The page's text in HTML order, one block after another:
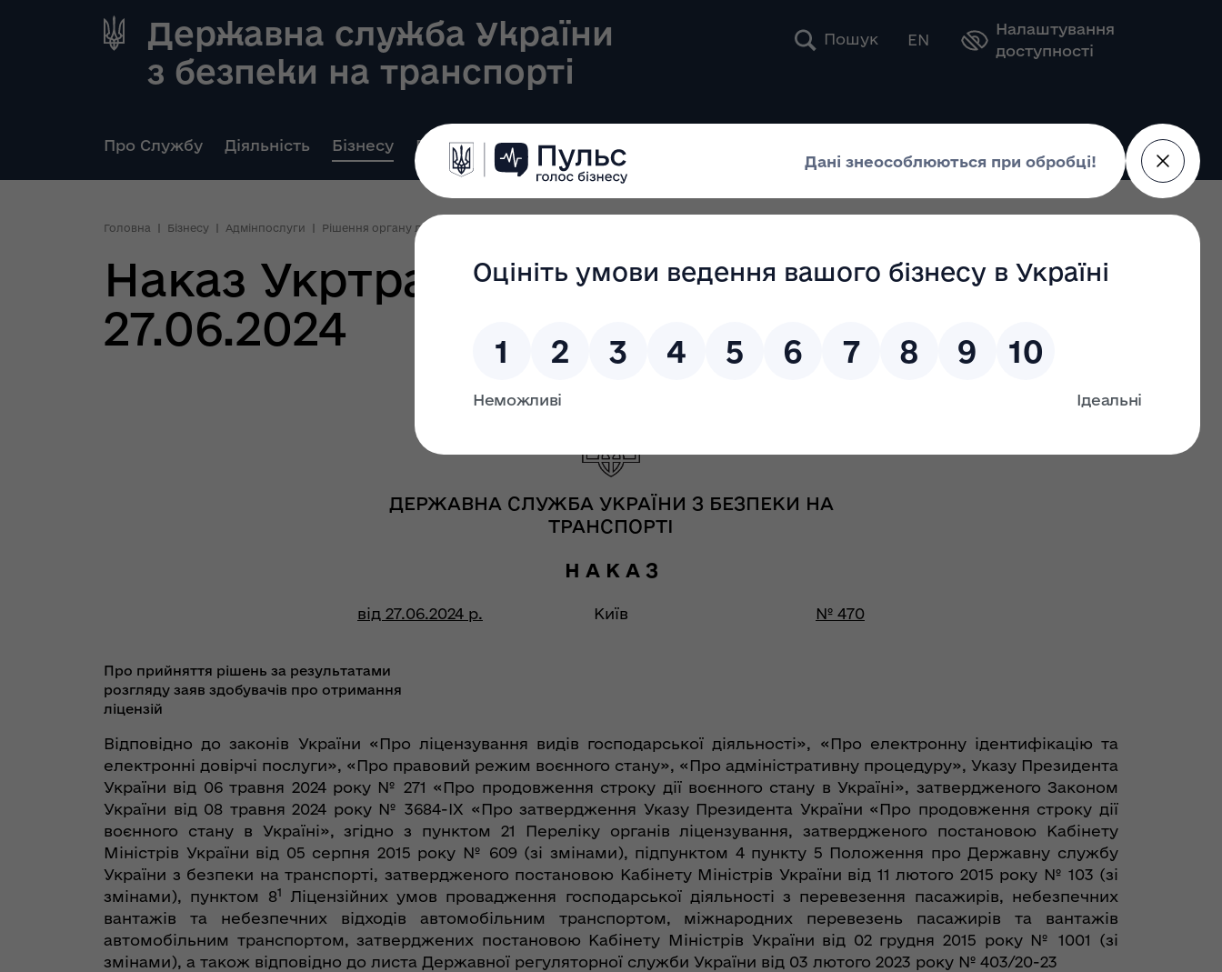
Державна служба України
з безпеки на транспорті
Пошук Оберіть свою мову
EN
Налаштування
доступності
Про Службу Діяльність Бізнесу Реєстри Громадянам
Головна Бізнесу Адмінпослуги Рішення органу ліцензування
Наказ Укртрансбезпеки № 470 від
27.06.2024
ДЕРЖАВНА СЛУЖБА УКРАЇНИ З БЕЗПЕКИ НА
ТРАНСПОРТІ
Н А К А З
від 27.06.2024 р. Київ № 470
Про прийняття рішень за результатами
розгляду заяв здобувачів про отримання
ліцензій
Відповідно до законів України «Про ліцензування видів господарської діяльності», «Про електронну ідентифікацію та
електронні довірчі послуги», «Про правовий режим воєнного стану», «Про адміністративну процедуру», Указу Президента
України від 06 травня 2024 року № 271 «Про продовження строку дії воєнного стану в Україні», затвердженого Законом
України від 08 травня 2024 року № 3684-IX «Про затвердження Указу Президента України «Про продовження строку дії
воєнного стану в Україні», згідно з пунктом 21 Переліку органів ліцензування, затвердженого постановою Кабінету
Міністрів України від 05 серпня 2015 року № 609 (зі змінами), підпунктом 4 пункту 5 Положення про Державну службу
України з безпеки на транспорті, затвердженого постановою Кабінету Міністрів України від 11 лютого 2015 року № 103 (зі
змінами), пунктом 81
Ліцензійних умов провадження господарської діяльності з перевезення пасажирів, небезпечних
вантажів та небезпечних відходів автомобільним транспортом, міжнародних перевезень пасажирів та вантажів
автомобільним транспортом, затверджених постановою Кабінету Міністрів України від 02 грудня 2015 року № 1001 (зі
змінами), а також відповідно до листа Державної регуляторної служби України від 03 лютого 2023 року № 403/20-23